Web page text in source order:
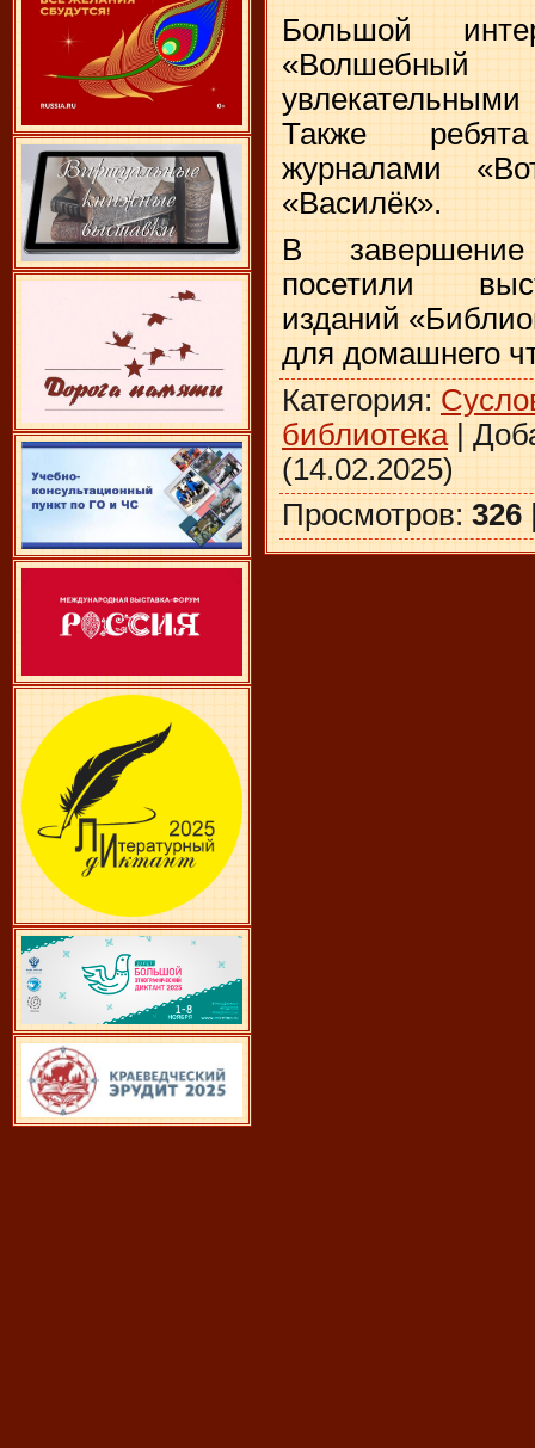
Большой
Также
журналами
«Василёк».
В
посетили
изданий
для домашнего
Категория:
библиотека|
(14.02.2025)
Просмотров: 326